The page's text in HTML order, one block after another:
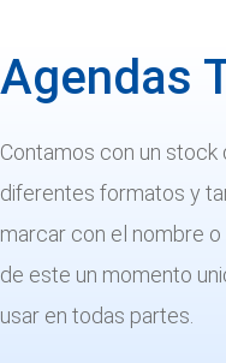
Agendas
Contamos con un stock
diferentes formatos y
marcar con el nombre
de este un momento
usar en todas partes.